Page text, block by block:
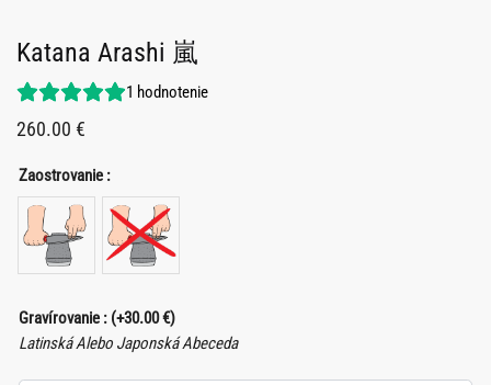
Katana Arashi 嵐
1 hodnotenie
260.00 €
Zaostrovanie :
Gravírovanie : (+30.00€)
Latinská Alebo Japonská Abeceda